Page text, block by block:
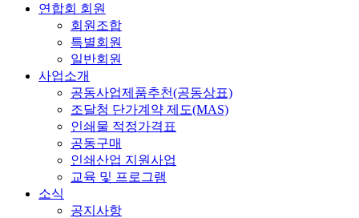
연합회 회원
회원조합
특별회원
일반회원
사업소개
공동사업제품추천(공동상표)
조달청 단가계약 제도(MAS)
인쇄물 적정가격표
공동구매
인쇄산업 지원사업
교육 및 프로그램
소식
공지사항